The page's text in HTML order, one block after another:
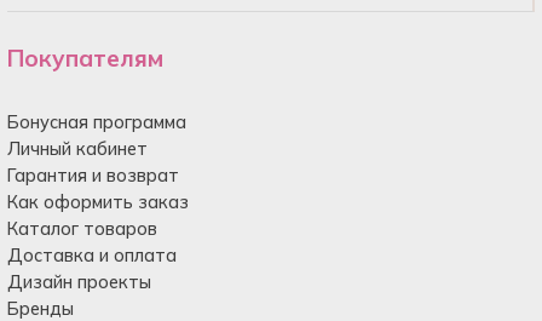
Покупателям
Бонусная программа
Личный кабинет
Гарантия и возврат
Как оформить заказ
Каталог товаров
Доставка и оплата
Дизайн проекты
Бренды